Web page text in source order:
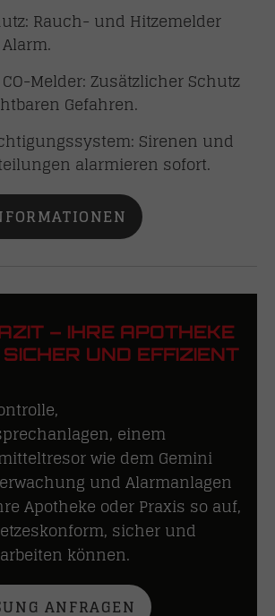
Rauch- und Hitzemelder
Melder: Zusätzlicher Schutz
Gefahren.
Sirenen und
alarmieren sofort.
– IHRE APOTHEKE
UND EFFIZIENT
einem
wie dem Gemini
und Alarmanlagen
Apotheke oder Praxis so auf,
sicher und
können.
ANFRAGEN